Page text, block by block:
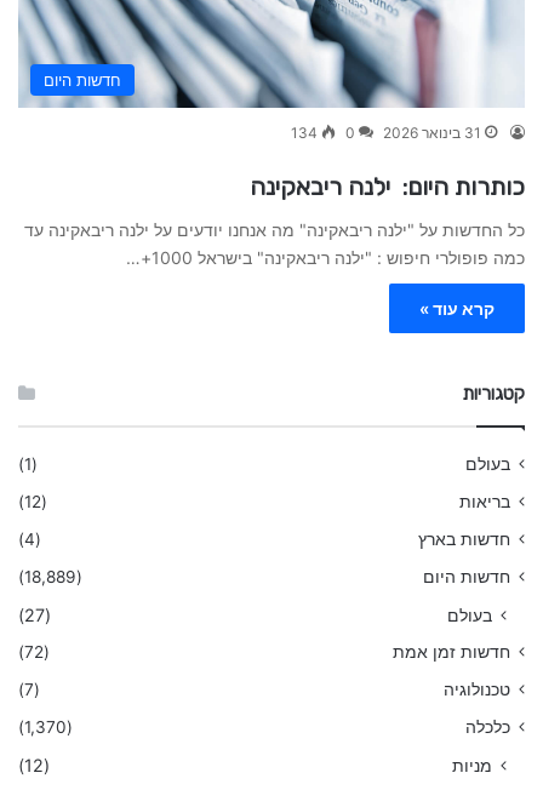
חדשות היום
31 בינואר 2026 0
134
כותרות היום: ילנה ריבאקינה
כל החדשות על "ילנה ריבאקינה" מה אנחנו יודעים על ילנה ריבאקינה עד
כמה פופולרי חיפוש : "ילנה ריבאקינה" בישראל 1000+…
קרא עוד »
קטגוריות
בעולם
(1)
בריאות
(12)
חדשות בארץ
(4)
חדשות היום
(18,889)
בעולם (27)
חדשות זמן אמת
(72)
טכנולוגיה
(7)
כלכלה
(1,370)
מניות (12)